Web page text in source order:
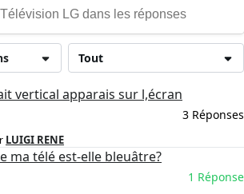
Tout
vertical apparais sur l,écran
3 Réponses
LUIGI RENE
ma télé est-elle bleuâtre?
1 Réponse